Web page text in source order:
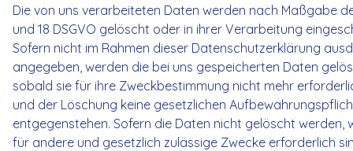
Die von uns verarbeiteten Daten werden nach Maßgabe
und 18 DSGVO gelöscht oder in ihrer Verarbeitung
Sofern nicht im Rahmen dieser Datenschutzerklärung
angegeben, werden die bei uns gespeicherten Daten
sobald sie für ihre Zweckbestimmung nicht mehr
und der Löschung keine gesetzlichen
entgegenstehen. Sofern die Daten nicht gelöscht werden,
für andere und gesetzlich zulässige Zwecke erforderlich